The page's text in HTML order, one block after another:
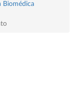
Biomédica